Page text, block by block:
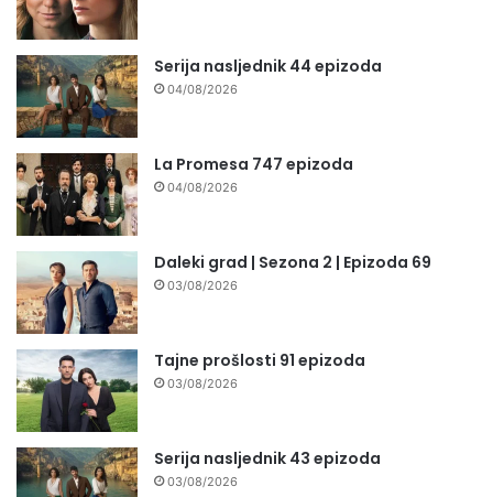
Serija nasljednik 44 epizoda
04/08/2026
La Promesa 747 epizoda
04/08/2026
Daleki grad | Sezona 2 | Epizoda 69
03/08/2026
Tajne prošlosti 91 epizoda
03/08/2026
Serija nasljednik 43 epizoda
03/08/2026